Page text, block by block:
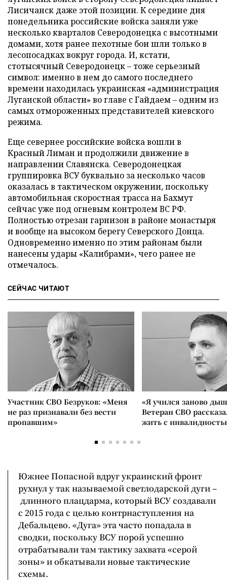
Лисичанск даже этой позиции. К середине дня
понедельника российские войска заняли уже
несколько кварталов Северодонецка с высотными
домами, хотя ранее пехотные бои шли только в
лесопосадках вокруг города. И, кстати,
стотысячный Северодонецк – тоже серьезный
символ: именно в нем до самого последнего
времени находилась украинская «администрация
Луганской области» во главе с Гайдаем – одним из
самых отмороженных представителей киевского
режима.
Еще севернее российские войска вошли в
Красный Лиман и продолжили движение в
направлении Славянска. Северодонецкая
группировка ВСУ буквально за несколько часов
оказалась в тактическом окружении, поскольку
автомобильная скоростная трасса на Бахмут
сейчас уже под огневым контролем ВС РФ.
Полностью отрезан гарнизон в районе монастыря
и вообще на высоком берегу Северского Донца.
Одновременно именно по этим районам были
нанесены удары «Калибрами», чего ранее не
отмечалось.
СЕЙЧАС ЧИТАЮТ
Участник СВО Безруков: «Меня
не раз признавали без вести
пропавшим»
«Я учился заново
Ветеран СВО
жить с
Южнее Попасной вдруг украинский фронт
рухнул у так называемой светлодарской дуги –
длинного плацдарма, который ВСУ создавали
с 2015 года с целью контрнаступления на
Дебальцево. «Дуга» эта часто попадала в
сводки, поскольку ВСУ порой успешно
отрабатывали там тактику захвата «серой
зоны» и обкатывали новые тактические
схемы.